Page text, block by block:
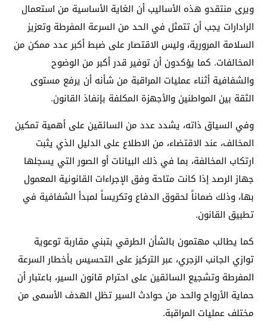
ويرى منتقدو هذه الأساليب أن الغاية الأساسية من استعمال
الرادارات يجب أن تتمثل في الحد من السرعة المفرطة وتعزيز
السلامة المرورية، وليس الاقتصار على ضبط أكبر عدد ممكن من
المخالفات. كما يؤكدون أن توفير قدر أكبر من الوضوح
والشفافية أثناء عمليات المراقبة من شأنه أن يرفع مستوى
الثقة بين المواطنين والأجهزة المكلفة بإنفاذ القانون.
وفي السياق ذاته، يشدد عدد من السائقين على أهمية تمكين
المخالف، عند الاقتضاء، من الاطلاع على الدليل الذي يثبت
ارتكاب المخالفة، بما في ذلك البيانات أو الصور التي يسجلها
جهاز الرصد إذا كانت متاحة وفق الإجراءات القانونية المعمول
بها، وذلك ضماناً لحقوق الدفاع وتكريساً لمبدأ الشفافية في
تطبيق القانون.
كما يطالب مهتمون بالشأن الطرقي بتبني مقاربة توعوية
توازي الجانب الزجري، عبر التركيز على التحسيس بأخطار السرعة
المفرطة وتشجيع السائقين على احترام قانون السير، باعتبار أن
حماية الأرواح والحد من حوادث السير تظل الهدف الأسمى من
مختلف عمليات المراقبة.